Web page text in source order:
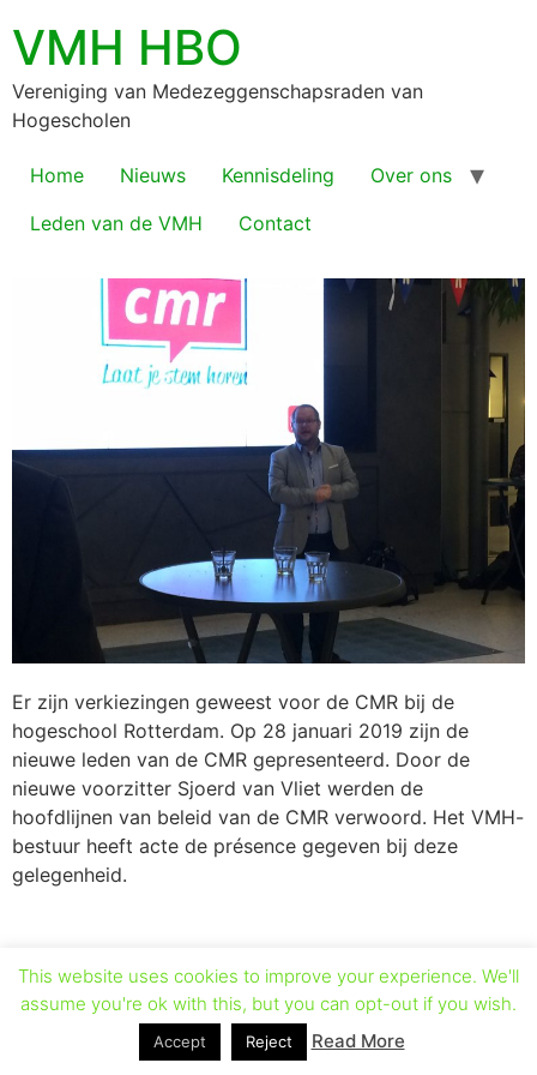
VMH HBO
Vereniging van Medezeggenschapsraden van
Hogescholen
Home Nieuws Kennisdeling
Over ons
Leden van de VMH
Contact
Er zijn verkiezingen geweest voor de CMR bij de
hogeschool Rotterdam. Op 28 januari 2019 zijn de
nieuwe leden van de CMR gepresenteerd. Door de
nieuwe voorzitter Sjoerd van Vliet werden de
hoofdlijnen van beleid van de CMR verwoord. Het VMH-
bestuur heeft acte de présence gegeven bij deze
gelegenheid.
This website uses cookies to improve your experience. We'll
assume you're ok with this, but you can opt-out if you wish.
Accept Reject Read More